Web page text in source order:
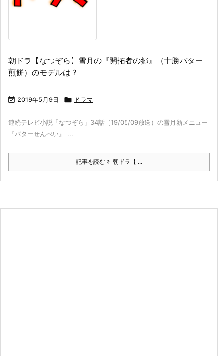
朝ドラ【なつぞら】雪月の『開拓者の郷』（十勝バター
煎餅）のモデルは？
 2019年5月9日  ドラマ
連続テレビ小説「なつぞら」34話（19/05/09放送）の雪月新メニュー
『バターせんべい』 ...
記事を読む 朝ドラ【 ...